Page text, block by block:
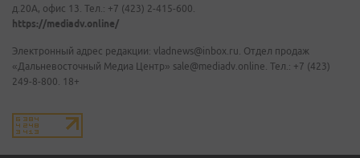
д.20А, офис 13. Тел.: +7 (423) 2-415-600.
https://mediadv.online/
Электронный адрес редакции: vladnews@inbox.ru. Отдел продаж
«Дальневосточный Медиа Центр» sale@mediadv.online. Тел.: +7 (423)
249-8-800. 18+